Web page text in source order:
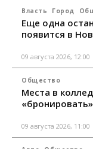
Власть Город
Еще одна
появится в
09 августа 2026, 12:00
Общество
Места в
09 августа 2026, 11:00